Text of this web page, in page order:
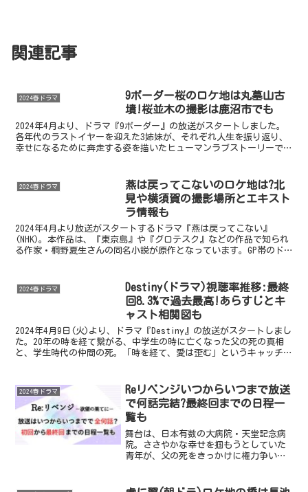
関連記事
2024春ドラマ
9ボーダー桜のロケ地は丸墓山古
墳!桜並木の撮影は鹿沼市でも
2024年4月より、ドラマ『9ボーダー』の放送がスタートしました。
各年代のラストイヤーを迎えた3姉妹が、それぞれ人生を振り返り、
幸せになるために奔走する姿を描いたヒューマンラブストーリーで
2024春ドラマ
燕は戻ってこないのロケ地は?北
見や横須賀の撮影場所とエキスト
ラ情報も
2024年4月より放送がスタートするドラマ『燕は戻ってこない』
(NHK)。本作品は、『東京島』や『グロテスク』などの作品で知られ
る作家・桐野夏生さんの同名小説が原作となっています。GP帯のド
2024春ドラマ
Destiny(ドラマ)視聴率推移:最終
回8.3%で過去最高!あらすじとキ
ャスト相関図も
2024年4月9日(火)より、ドラマ『Destiny』の放送がスタートしまし
た。20年の時を経て繋がる、中学生の時に亡くなった父の死の真相
と、学生時代の仲間の死。「時を経て、愛は歪む」というキャッチコ
2024春ドラマ
Reリベンジいつからいつまで放送
で何話完結?最終回までの日程一
覧も
舞台は、日本有数の大病院・天堂記念病
院。ささやかな幸せを掴もうとしていた
青年が、父の死をきっかけに権力争いに
送スタートします。作品の大きなテーマ